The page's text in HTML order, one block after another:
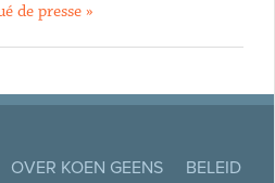
de presse »
OVER KOEN GEENS
BELEID